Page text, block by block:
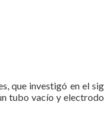
que investigó en el
tubo vacío y